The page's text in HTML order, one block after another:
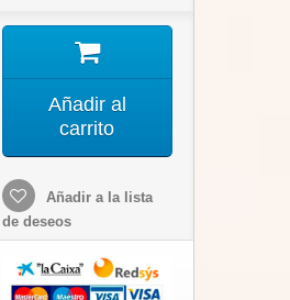
Añadir al
carrito
Añadir a la lista
de deseos